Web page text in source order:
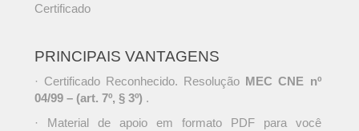
Certificado
PRINCIPAIS VANTAGENS
· Certificado Reconhecido. Resolução MEC CNE nº
04/99 – (art. 7º, § 3º) .
· Material de apoio em formato PDF para você